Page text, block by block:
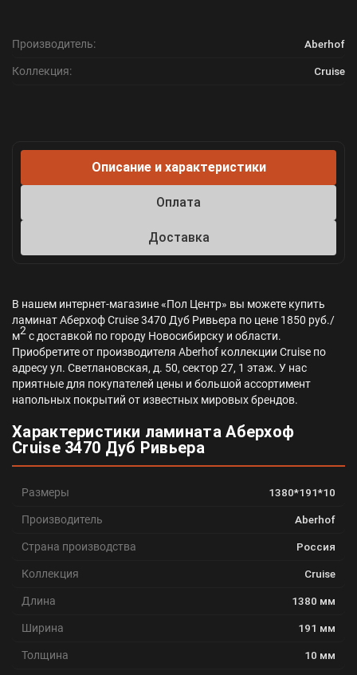
Производитель: Aberhof
Коллекция: Cruise
Описание и характеристики
Оплата
Доставка
В нашем интернет-магазине «Пол Центр» вы можете купить
ламинат Аберхоф Cruise 3470 Дуб Ривьера по цене 1850 руб./
м2с доставкой по городу Новосибирску и области.
Приобретите от производителя Aberhof коллекции Cruise по
адресу ул. Светлановская, д. 50, сектор 27, 1 этаж. У нас
приятные для покупателей цены и большой ассортимент
напольных покрытий от известных мировых брендов.
Характеристики ламината Аберхоф
Cruise 3470 Дуб Ривьера
Размеры 1380*191*10
Производитель Aberhof
Страна производства Россия
Коллекция Cruise
Длина 1380 мм
Ширина 191 мм
Толщина 10 мм